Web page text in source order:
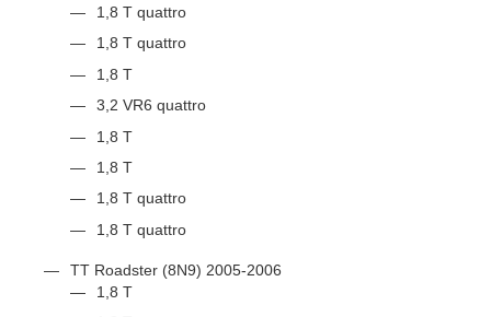
1,8 T quattro
1,8 T quattro
1,8 T
3,2 VR6 quattro
1,8 T
1,8 T
1,8 T quattro
1,8 T quattro
TT Roadster (8N9) 2005-2006
1,8 T